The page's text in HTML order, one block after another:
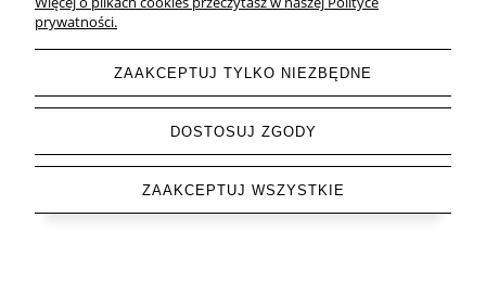
prywatności.
ZAAKCEPTUJ TYLKO NIEZBĘDNE
DOSTOSUJ ZGODY
ZAAKCEPTUJ WSZYSTKIE